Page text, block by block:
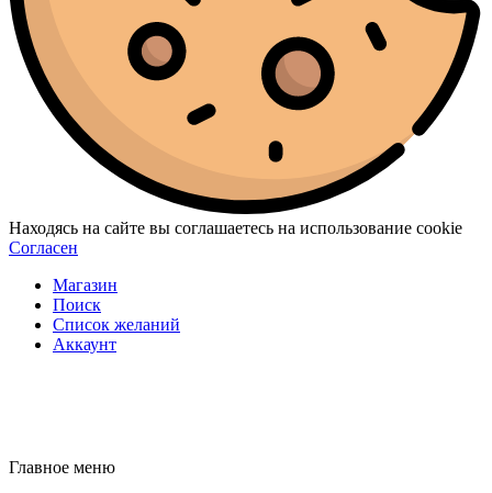
Находясь на сайте вы соглашаетесь на использование cookie
Согласен
Магазин
Поиск
Список желаний
Аккаунт
Главное меню